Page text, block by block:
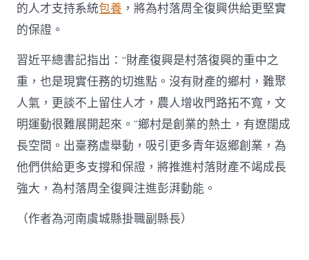
的人才支持系統包養 ，將為村落周全復興供給更堅實
的保證。
習近平總書記指出：“財產復興是村落復興的重中之
重，也是現實任務的切進點。沒有財產的鄉村，難聚
人氣，更談不上留住人才，農人增收門路拓不寬，文
明運動很難展開起來。”鄉村是創業的熱土，有遼闊成
長空間。出臺務虛舉動，吸引更多青年返鄉創業，為
他們供給更多支撐和保證，將推進村落財產不竭成長
強大，為村落周全復興注進彭湃動能。
（作者為河南虞城縣掛職副縣長）